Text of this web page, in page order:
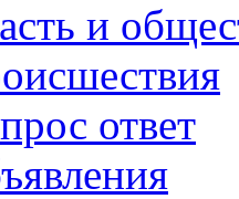
и
ответ